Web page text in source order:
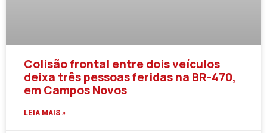
Colisão frontal entre dois veículos
deixa três pessoas feridas na BR-470,
em Campos Novos
LEIA MAIS »